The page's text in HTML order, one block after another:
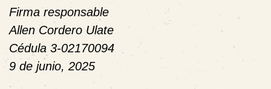
Firma responsable
Allen Cordero Ulate
Cédula 3-02170094
9 de junio, 2025